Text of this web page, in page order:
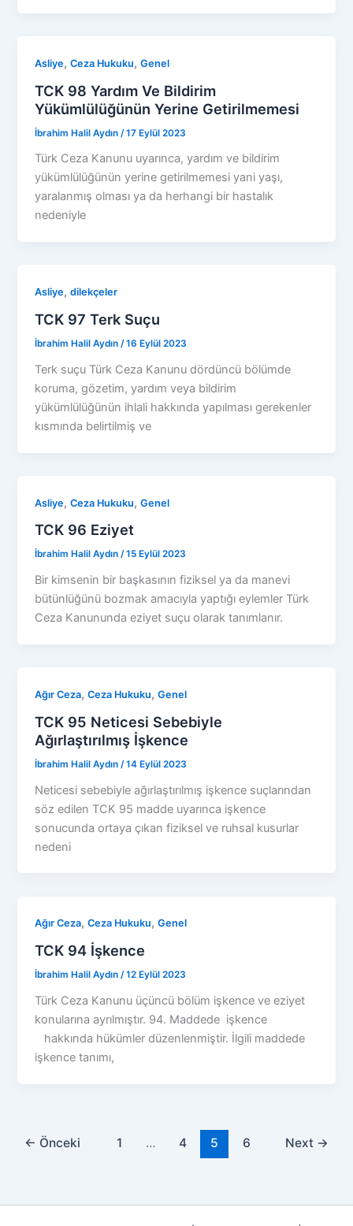
Asliye,Ceza Hukuku,Genel
TCK 98 Yardım Ve Bildirim
Yükümlülüğünün Yerine Getirilmemesi
İbrahim Halil Aydın /17 Eylül 2023
Türk Ceza Kanunu uyarınca, yardım ve bildirim
yükümlülüğünün yerine getirilmemesi yani yaşı,
yaralanmış olması ya da herhangi bir hastalık
nedeniyle
Asliye,dilekçeler
TCK 97 Terk Suçu
İbrahim Halil Aydın/16 Eylül 2023
Terk suçu Türk Ceza Kanunu dördüncü bölümde
koruma, gözetim, yardım veya bildirim
yükümlülüğünün ihlali hakkında yapılması gerekenler
kısmında belirtilmiş ve
Asliye,Ceza Hukuku,Genel
TCK 96 Eziyet
İbrahim Halil Aydın/15 Eylül 2023
Bir kimsenin bir başkasının fiziksel ya da manevi
bütünlüğünü bozmak amacıyla yaptığı eylemler Türk
Ceza Kanununda eziyet suçu olarak tanımlanır.
Ağır Ceza,Ceza Hukuku,Genel
TCK 95 Neticesi Sebebiyle
Ağırlaştırılmış İşkence
İbrahim Halil Aydın /14 Eylül 2023
Neticesi sebebiyle ağırlaştırılmış işkence suçlarından
söz edilen TCK 95 madde uyarınca işkence
sonucunda ortaya çıkan fiziksel ve ruhsal kusurlar
nedeni
Ağır Ceza,Ceza Hukuku,Genel
TCK 94 İşkence
İbrahim Halil Aydın/12 Eylül 2023
Türk Ceza Kanunu üçüncü bölüm işkence ve eziyet
konularına ayrılmıştır. 94. Maddede işkence
hakkında hükümler düzenlenmiştir. İlgili maddede
işkence tanımı,
← Önceki 1 … 4 5 6 Next →